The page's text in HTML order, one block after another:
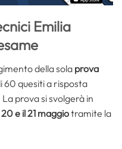
Emilia
della sola prova
60 quesiti a risposta
prova si svolgerà in
20 e il 21 maggiotramite la